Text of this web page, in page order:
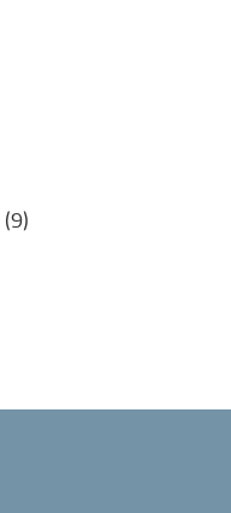
(9)